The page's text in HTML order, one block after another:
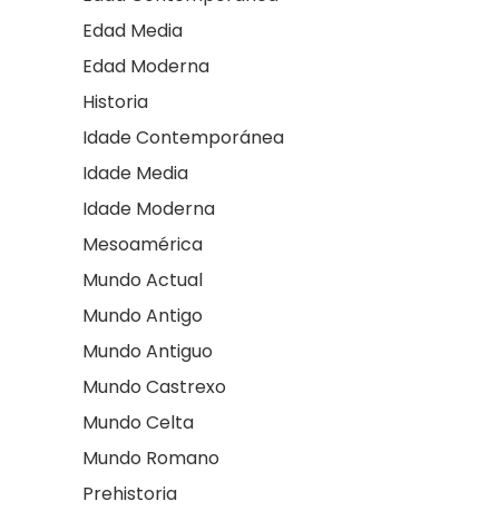
Edad Media
Edad Moderna
Historia
Idade Contemporánea
Idade Media
Idade Moderna
Mesoamérica
Mundo Actual
Mundo Antigo
Mundo Antiguo
Mundo Castrexo
Mundo Celta
Mundo Romano
Prehistoria